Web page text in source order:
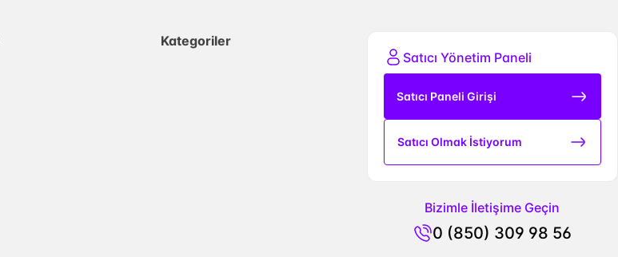
Kategoriler
Satıcı Yönetim Paneli
Satıcı Paneli Girişi
Satıcı Olmak İstiyorum
Bizimle İletişime Geçin
0 (850) 309 98 56